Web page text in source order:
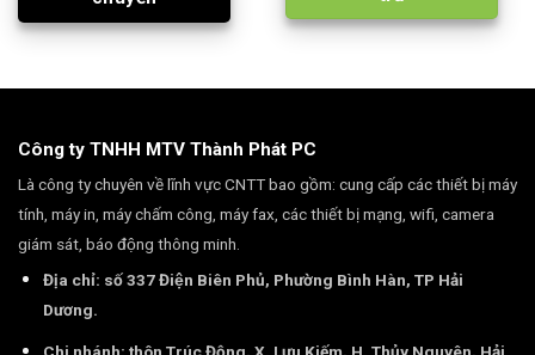
Công ty TNHH MTV Thành Phát PC
Là công ty chuyên về lĩnh vực CNTT bao gồm: cung cấp các thiết bị máy
tính, máy in, máy chấm công, máy fax, các thiết bị mạng, wifi, camera
giám sát, báo động thông minh.
Địa chỉ: số 337 Điện Biên Phủ, Phường Bình Hàn, TP Hải
Dương.
Chi nhánh: thôn Trúc Động, X. Lưu Kiếm, H. Thủy Nguyên, Hải